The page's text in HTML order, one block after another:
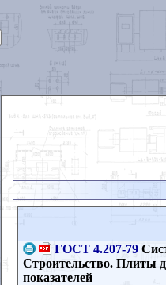
ГОСТ 4.207-79
Строительство. Плиты
показателей